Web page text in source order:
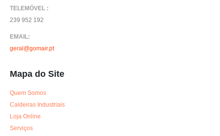
TELEMÓVEL :
239 952 192
EMAIL:
geral@gomair.pt
Mapa do Site
Quem Somos
Caldeiras Industriais
Loja Online
Serviços